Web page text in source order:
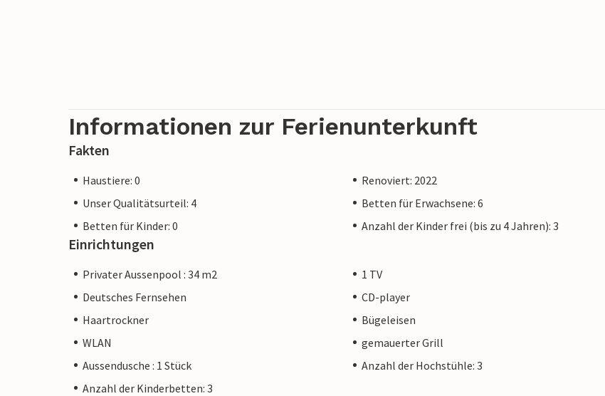
Kundenservice bieten und Ihr Aufenthalt sich nicht von einer Buchung bei einer
Unterkunft eines professionellen Eigentümers unterscheidet.
Informationen zur Ferienunterkunft
Fakten
Haustiere: 0
Renoviert: 2022
Unser Qualitätsurteil: 4
Betten für Erwachsene: 6
Betten für Kinder: 0
Anzahl der Kinder frei (bis zu 4 Jahren): 3
Einrichtungen
Privater Aussenpool : 34 m2
1 TV
Deutsches Fernsehen
CD-player
Haartrockner
Bügeleisen
WLAN
gemauerter Grill
Aussendusche : 1 Stück
Anzahl der Hochstühle: 3
Anzahl der Kinderbetten: 3